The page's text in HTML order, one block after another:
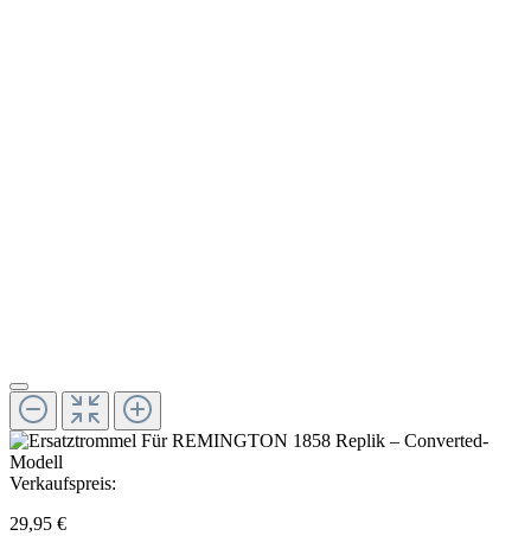
Verkaufspreis:
29,95 €